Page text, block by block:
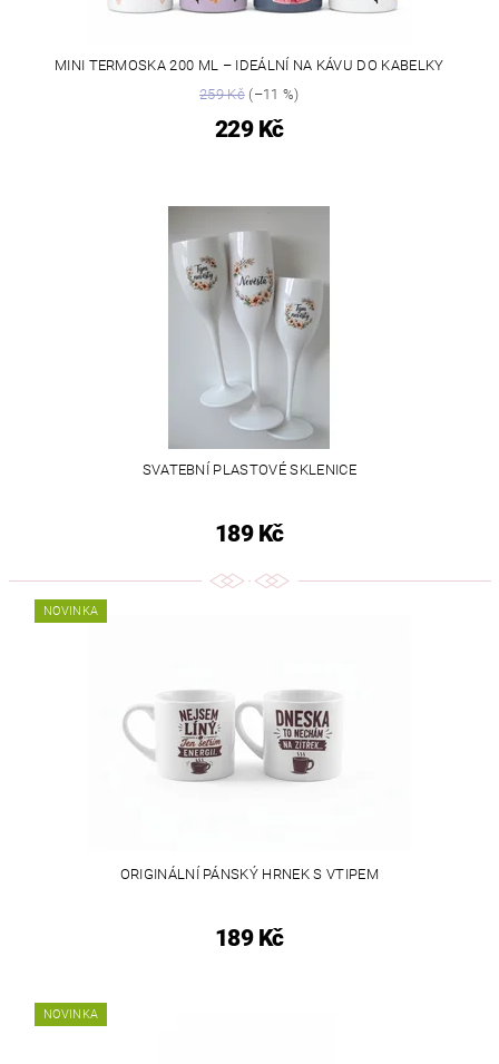
MINI TERMOSKA 200 ML – IDEÁLNÍ NA KÁVU DO KABELKY
259 Kč(–11 %)
229 Kč
SVATEBNÍ PLASTOVÉ SKLENICE
189 Kč
NOVINKA
ORIGINÁLNÍ PÁNSKÝ HRNEK S VTIPEM
189 Kč
NOVINKA